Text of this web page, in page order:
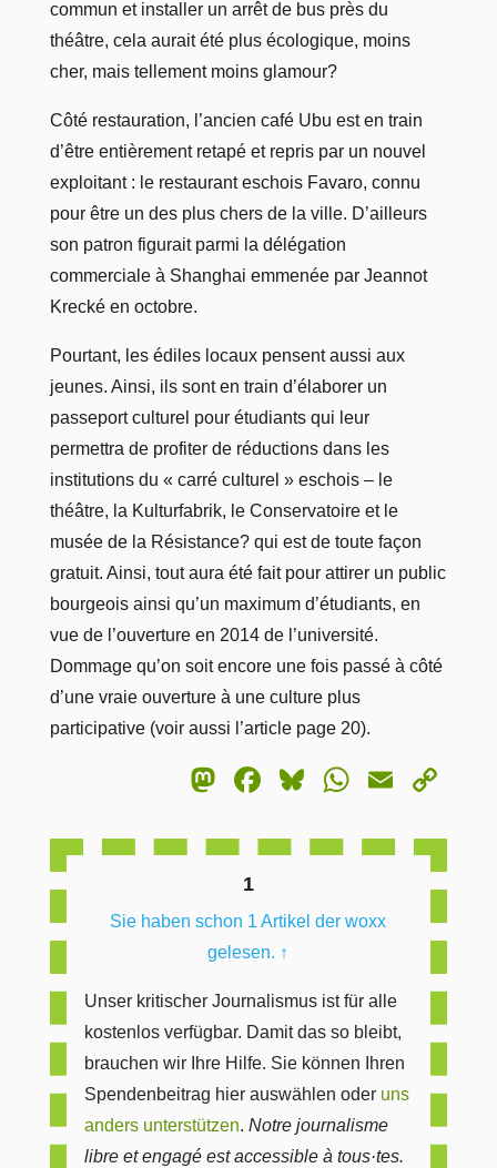
commun et installer un arrêt de bus près du
théâtre, cela aurait été plus écologique, moins
cher, mais tellement moins glamour?
Côté restauration, l’ancien café Ubu est en train
d’être entièrement retapé et repris par un nouvel
exploitant : le restaurant eschois Favaro, connu
pour être un des plus chers de la ville. D’ailleurs
son patron figurait parmi la délégation
commerciale à Shanghai emmenée par Jeannot
Krecké en octobre.
Pourtant, les édiles locaux pensent aussi aux
jeunes. Ainsi, ils sont en train d’élaborer un
passeport culturel pour étudiants qui leur
permettra de profiter de réductions dans les
institutions du « carré culturel » eschois – le
théâtre, la Kulturfabrik, le Conservatoire et le
musée de la Résistance? qui est de toute façon
gratuit. Ainsi, tout aura été fait pour attirer un public
bourgeois ainsi qu’un maximum d’étudiants, en
vue de l’ouverture en 2014 de l’université.
Dommage qu’on soit encore une fois passé à côté
d’une vraie ouverture à une culture plus
participative (voir aussi l’article page 20).
Mastodon
Facebook
BlueskyEmail
1
Sie haben schon 1 Artikel der woxx
gelesen. ↑
Unser kritischer Journalismus ist für alle
kostenlos verfügbar. Damit das so bleibt,
brauchen wir Ihre Hilfe. Sie können Ihren
Spendenbeitrag hier auswählen oder uns
anders unterstützen. Notre journalisme
libre et engagé est accessible à tous·tes.